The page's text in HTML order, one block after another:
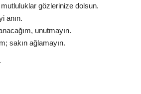
gözlerinize dolsun.
anın.
unutmayın.
sakın ağlamayın.